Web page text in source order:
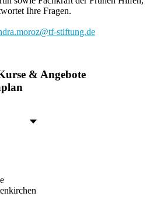
Ihre Fragen.
stiftung.de
& Angebote